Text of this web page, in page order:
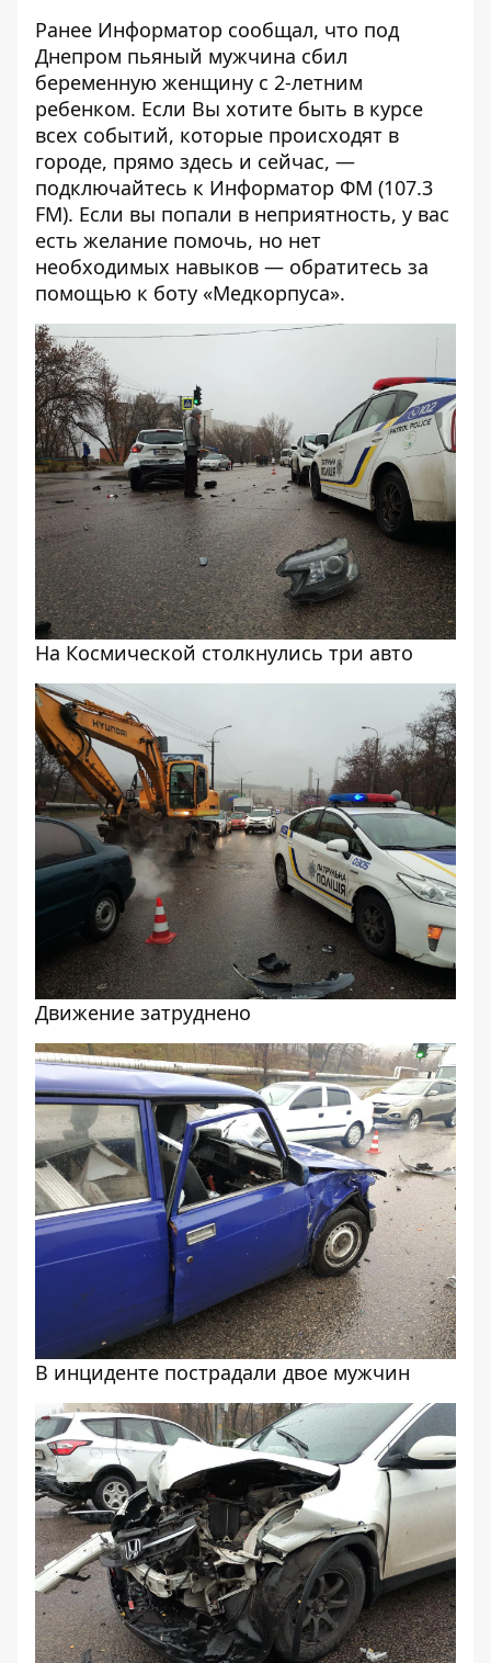
Ранее Информатор сообщал, что под
Днепром пьяный мужчина сбил
беременную женщину с 2-летним
ребенком. Если Вы хотите быть в курсе
всех событий, которые происходят в
городе, прямо здесь и сейчас, —
подключайтесь к Информатор ФМ (107.3
FM). Если вы попали в неприятность, у вас
есть желание помочь, но нет
необходимых навыков — обратитесь за
помощью к боту «Медкорпуса».
На Космической столкнулись три авто
Движение затруднено
В инциденте пострадали двое мужчин